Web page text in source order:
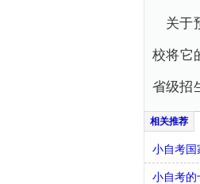
关于
校将它
省级招
小自考国
小自考的